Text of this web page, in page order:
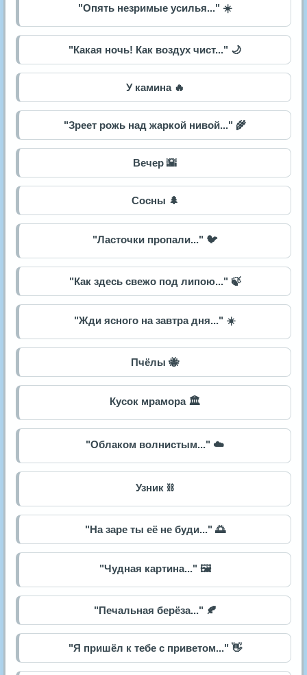
"Опять незримые усилья..." ☀️
"Какая ночь! Как воздух чист..." 🌙
У камина 🔥
"Зреет рожь над жаркой нивой..." 🌾
Вечер 🌇
Сосны 🌲
"Ласточки пропали..." 🐦
"Как здесь свежо под липою..." 🍃
"Жди ясного на завтра дня..." ☀️
Пчёлы 🐝
Кусок мрамора 🏛️
"Облаком волнистым..." ☁️
Узник ⛓️
"На заре ты её не буди..." 🌅
"Чудная картина..." 🖼️
"Печальная берёза..." 🍂
"Я пришёл к тебе с приветом..." 👋